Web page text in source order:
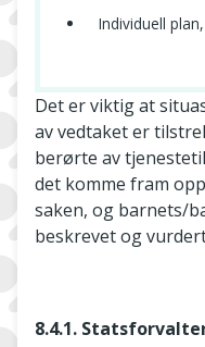
Individuell
Det er viktig at
av vedtaket er
berørte av
det komme fram
saken, og barnets/
beskrevet og
8.4.1.